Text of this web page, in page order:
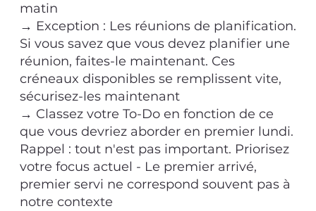
matin
→ Exception : Les réunions de planification.
Si vous savez que vous devez planifier une
réunion, faites-le maintenant. Ces
créneaux disponibles se remplissent vite,
sécurisez-les maintenant
→ Classez votre To-Do en fonction de ce
que vous devriez aborder en premier lundi.
Rappel : tout n'est pas important. Priorisez
votre focus actuel - Le premier arrivé,
premier servi ne correspond souvent pas à
notre contexte